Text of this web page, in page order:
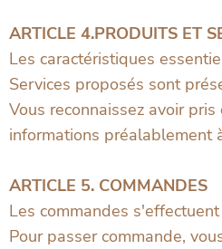
ARTICLE 4.PRODUITS ET
Les caractéristiques
Services proposés sont
Vous reconnaissez avoir
informations préalablement
ARTICLE 5. COMMANDES
Les commandes
Pour passer commande,